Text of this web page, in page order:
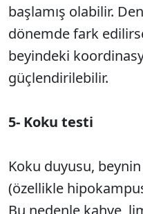
başlamış olabilir.
dönemde fark
beyindeki
güçlendirilebilir.
5- Koku testi
Koku duyusu,
(özellikle
Bu nedenle kahve,